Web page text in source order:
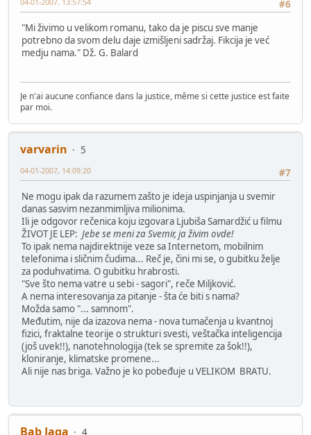
#6
"Mi živimo u velikom romanu, tako da je piscu sve manje
potrebno da svom delu daje izmišljeni sadržaj. Fikcija je već
medju nama." Dž. G. Balard
Je n'ai aucune confiance dans la justice, même si cette justice est faite
par moi.
varvarin
5
#7
04-01-2007, 14:09:20
Ne mogu ipak da razumem zašto je ideja uspinjanja u svemir
danas sasvim nezanmimljiva milionima.
Ili je odgovor rečenica koju izgovara Ljubiša Samardžić u filmu
ŽIVOT JE LEP: Jebe se meni za Svemir, ja živim ovde!
To ipak nema najdirektnije veze sa Internetom, mobilnim
telefonima i sličnim čudima... Reč je, čini mi se, o gubitku želje
za poduhvatima. O gubitku hrabrosti.
"Sve što nema vatre u sebi - sagori", reče Miljković.
A nema interesovanja za pitanje - šta će biti s nama?
Možda samo "... samnom".
Međutim, nije da izazova nema - nova tumačenja u kvantnoj
fizici, fraktalne teorije o strukturi svesti, veštačka inteligencija
(još uvek!!), nanotehnologija (tek se spremite za šok!!),
kloniranje, klimatske promene...
Ali nije nas briga. Važno je ko pobeđuje u VELIKOM BRATU.
Bab Jaga 4